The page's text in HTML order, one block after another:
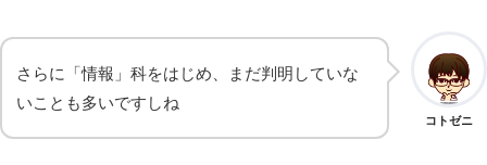
コトゼニ
さらに「情報」科をはじめ、まだ判明していな
いことも多いですしね